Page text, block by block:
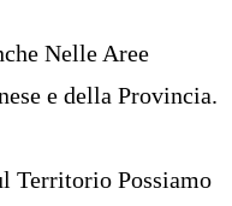
Nelle Aree
e della Provincia.
Territorio Possiamo